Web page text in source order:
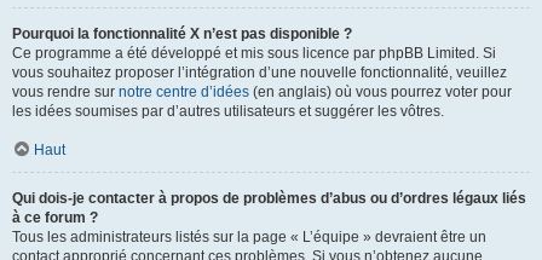
Pourquoi la fonctionnalité X n’est pas disponible ?
Ce programme a été développé et mis sous licence par phpBB Limited. Si
vous souhaitez proposer l’intégration d’une nouvelle fonctionnalité, veuillez
vous rendre sur notre centre d’idées (en anglais) où vous pourrez voter pour
les idées soumises par d’autres utilisateurs et suggérer les vôtres.
Haut
Qui dois-je contacter à propos de problèmes d’abus ou d’ordres légaux liés
à ce forum ?
Tous les administrateurs listés sur la page « L’équipe » devraient être un
contact approprié concernant ces problèmes. Si vous n’obtenez aucune